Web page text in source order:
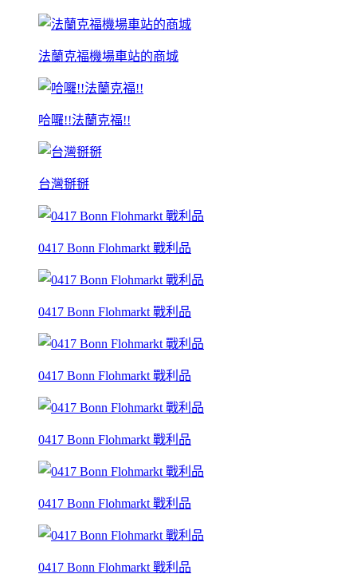
法蘭克福機場車站的商城
哈囉!!法蘭克福!!
台灣掰掰
0417 Bonn Flohmarkt 戰利品
0417 Bonn Flohmarkt 戰利品
0417 Bonn Flohmarkt 戰利品
0417 Bonn Flohmarkt 戰利品
0417 Bonn Flohmarkt 戰利品
0417 Bonn Flohmarkt 戰利品